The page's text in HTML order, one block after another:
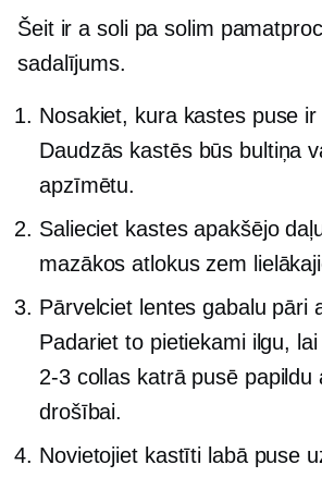
Šeit ir asoli pa solim
sadalījums.
Nosakiet, kura kastes puse ir
Daudzās kastēs būs bultiņa
apzīmētu.
Salieciet kastes apakšējo
mazākos atlokus zem
Pārvelciet lentes gabalu pāri
Padariet to pietiekami ilgu,
2-3collas katrā pusē papildu
drošībai.
Novietojiet kastīti labā puse